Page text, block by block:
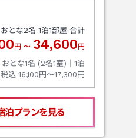
おとな2名 1泊1部屋 合計
円 〜 34,600 円
おとな1名 (2名1室)｜ 1泊
税込 16,100円〜17,300円
泊プランを見る